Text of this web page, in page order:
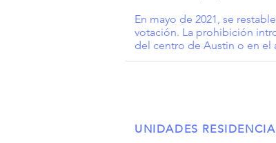
En mayo de 2021, se
votación. La prohibición
del centro de Austin o en el
UNIDADES